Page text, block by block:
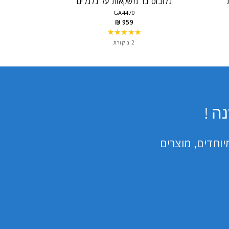
GA4470
959 ₪
★★★★★
of
2 ביקורת
!
מוצרים